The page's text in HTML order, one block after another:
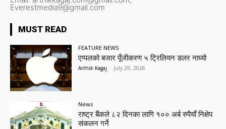
Everestmedia9@gmail.com
MUST READ
FEATURE NEWS
एप्पलको बजार पूँजीकरण ५ ट्रिलियन डलर नाघ्यो
Arthik Kagaj - July 29, 2026
News
राष्ट्र बैंकले ८२ दिनका लागि १०० अर्ब रुपैयाँ निक्षेप
संकलन गर्ने